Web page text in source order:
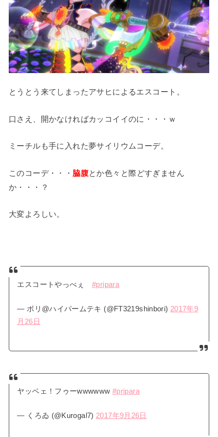
とうとう来てしまったアサヒによるエスコート。
口さえ、開かなければカッコイイのに・・・ｗ
ミーチルも手に入れた夢サイリウムコーデ。
このコーデ・・・ 脇腹とか色々と際どすぎません
か・・・？
大変よろしい。
エスコートやっべぇ#pripara
— ボリ@ハイパームテキ (@FT3219shinbori) 2017年9
月26日
ヤッベェ！フゥーwwwwww #pripara
— くろゐ (@Kurogal7) 2017年9月26日